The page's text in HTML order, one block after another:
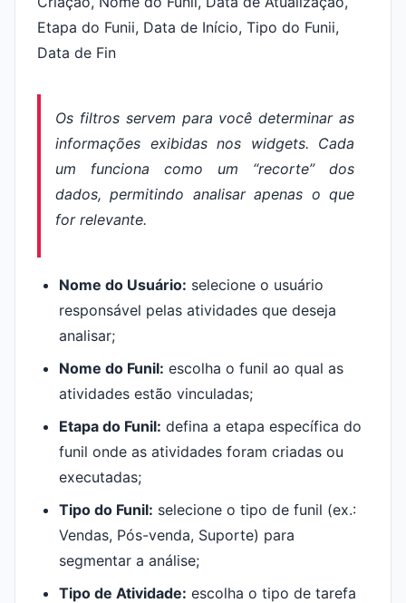
Os filtros servem para você determinar as
informações exibidas nos widgets. Cada
um funciona como um “recorte” dos
dados, permitindo analisar apenas o que
for relevante.
Nome do Usuário: selecione o usuário
responsável pelas atividades que deseja
analisar;
Nome do Funil: escolha o funil ao qual as
atividades estão vinculadas;
Etapa do Funil: defina a etapa específica do
funil onde as atividades foram criadas ou
executadas;
Tipo do Funil: selecione o tipo de funil (ex.:
Vendas, Pós-venda, Suporte) para
segmentar a análise;
Tipo de Atividade: escolha o tipo de tarefa